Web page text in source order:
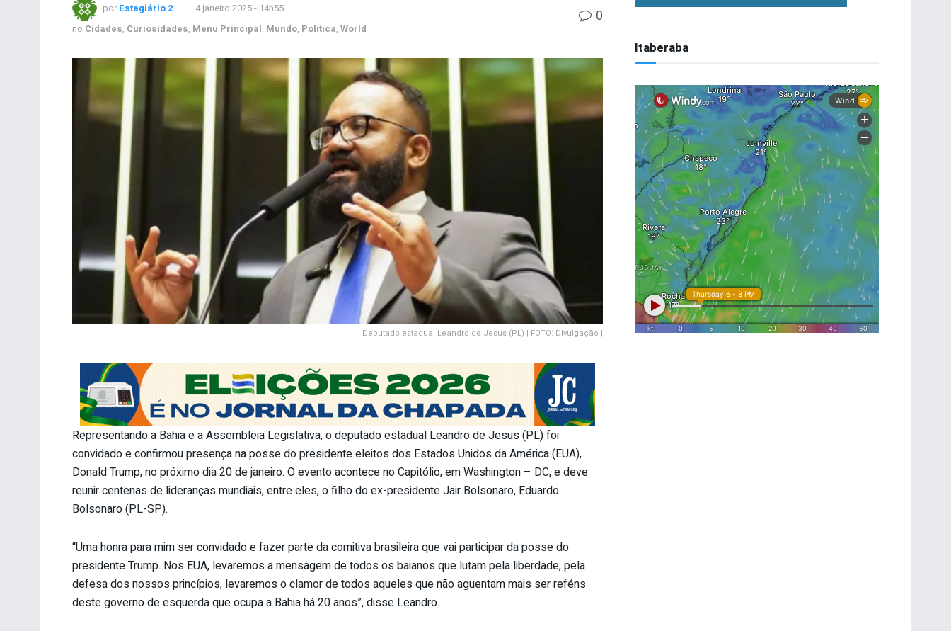
por Estagiário 2
4 janeiro 2025 - 14h55
no Cidades, Curiosidades, Menu Principal, Mundo, Política, World
0
Deputado estadual Leandro de Jesus (PL) | FOTO: Divulgação |
Representando a Bahia e a Assembleia Legislativa, o deputado estadual Leandro de Jesus (PL) foi
convidado e confirmou presença na posse do presidente eleitos dos Estados Unidos da América (EUA),
Donald Trump, no próximo dia 20 de janeiro. O evento acontece no Capitólio, em Washington – DC, e deve
reunir centenas de lideranças mundiais, entre eles, o filho do ex-presidente Jair Bolsonaro, Eduardo
Bolsonaro (PL-SP).
“Uma honra para mim ser convidado e fazer parte da comitiva brasileira que vai participar da posse do
presidente Trump. Nos EUA, levaremos a mensagem de todos os baianos que lutam pela liberdade, pela
defesa dos nossos princípios, levaremos o clamor de todos aqueles que não aguentam mais ser reféns
deste governo de esquerda que ocupa a Bahia há 20 anos”, disse Leandro.
Itaberaba